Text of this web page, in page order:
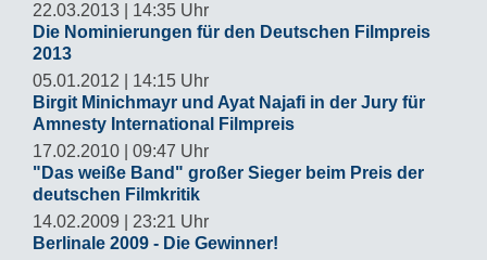
22.03.2013 | 14:35 Uhr
Die Nominierungen für den Deutschen Filmpreis
2013
05.01.2012 | 14:15 Uhr
Birgit Minichmayr und Ayat Najafi in der Jury für
Amnesty International Filmpreis
17.02.2010 | 09:47 Uhr
"Das weiße Band" großer Sieger beim Preis der
deutschen Filmkritik
14.02.2009 | 23:21 Uhr
Berlinale 2009 - Die Gewinner!